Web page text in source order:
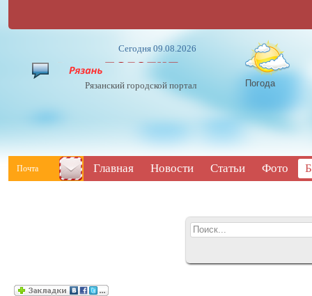
Сегодня 09.08.2026
Рязанский городской портал Погода
Почта Главная Новости Статьи Фото